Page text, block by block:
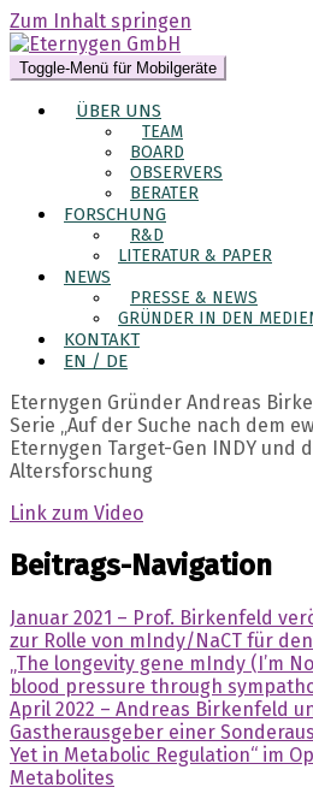
Zum Inhalt springen
Toggle-Menü für Mobilgeräte
ÜBER UNS
TEAM
BOARD
OBSERVERS
BERATER
FORSCHUNG
R&D
LITERATUR & PAPER
NEWS
PRESSE & NEWS
GRÜNDER IN DEN
KONTAKT
EN / DE
Eternygen Gründer Andreas
Serie „Auf der Suche nach dem
Eternygen Target-Gen INDY und
Altersforschung
Link zum Video
Beitrags-Navigation
Januar 2021 – Prof. Birkenfeld
zur Rolle von mIndy/NaCT für
„The longevity gene mIndy (I’m
blood pressure through
April 2022 – Andreas Birkenfeld
Gastherausgeber einer
Yet in Metabolic Regulation“ im
Metabolites